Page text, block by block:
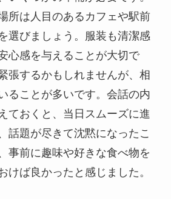
所は人目のあるカフェや駅前
選びましょう。服装も清潔感
心感を与えることが大切で
張するかもしれませんが、相
ることが多いです。会話の内
ておくと、当日スムーズに進
話題が尽きて沈黙になったこ
事前に趣味や好きな食べ物を
けば良かったと感じました。